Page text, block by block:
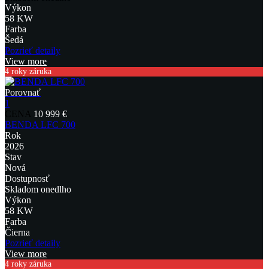
Výkon
58 KW
Farba
Šedá
Pozrieť detaily
View more
4 roky záruka
Porovnať
1
10 999 €
BENDA LFC 700
Rok
2026
Stav
Nová
Dostupnosť
Skladom onedlho
Výkon
58 KW
Farba
Čierna
Pozrieť detaily
View more
4 roky záruka